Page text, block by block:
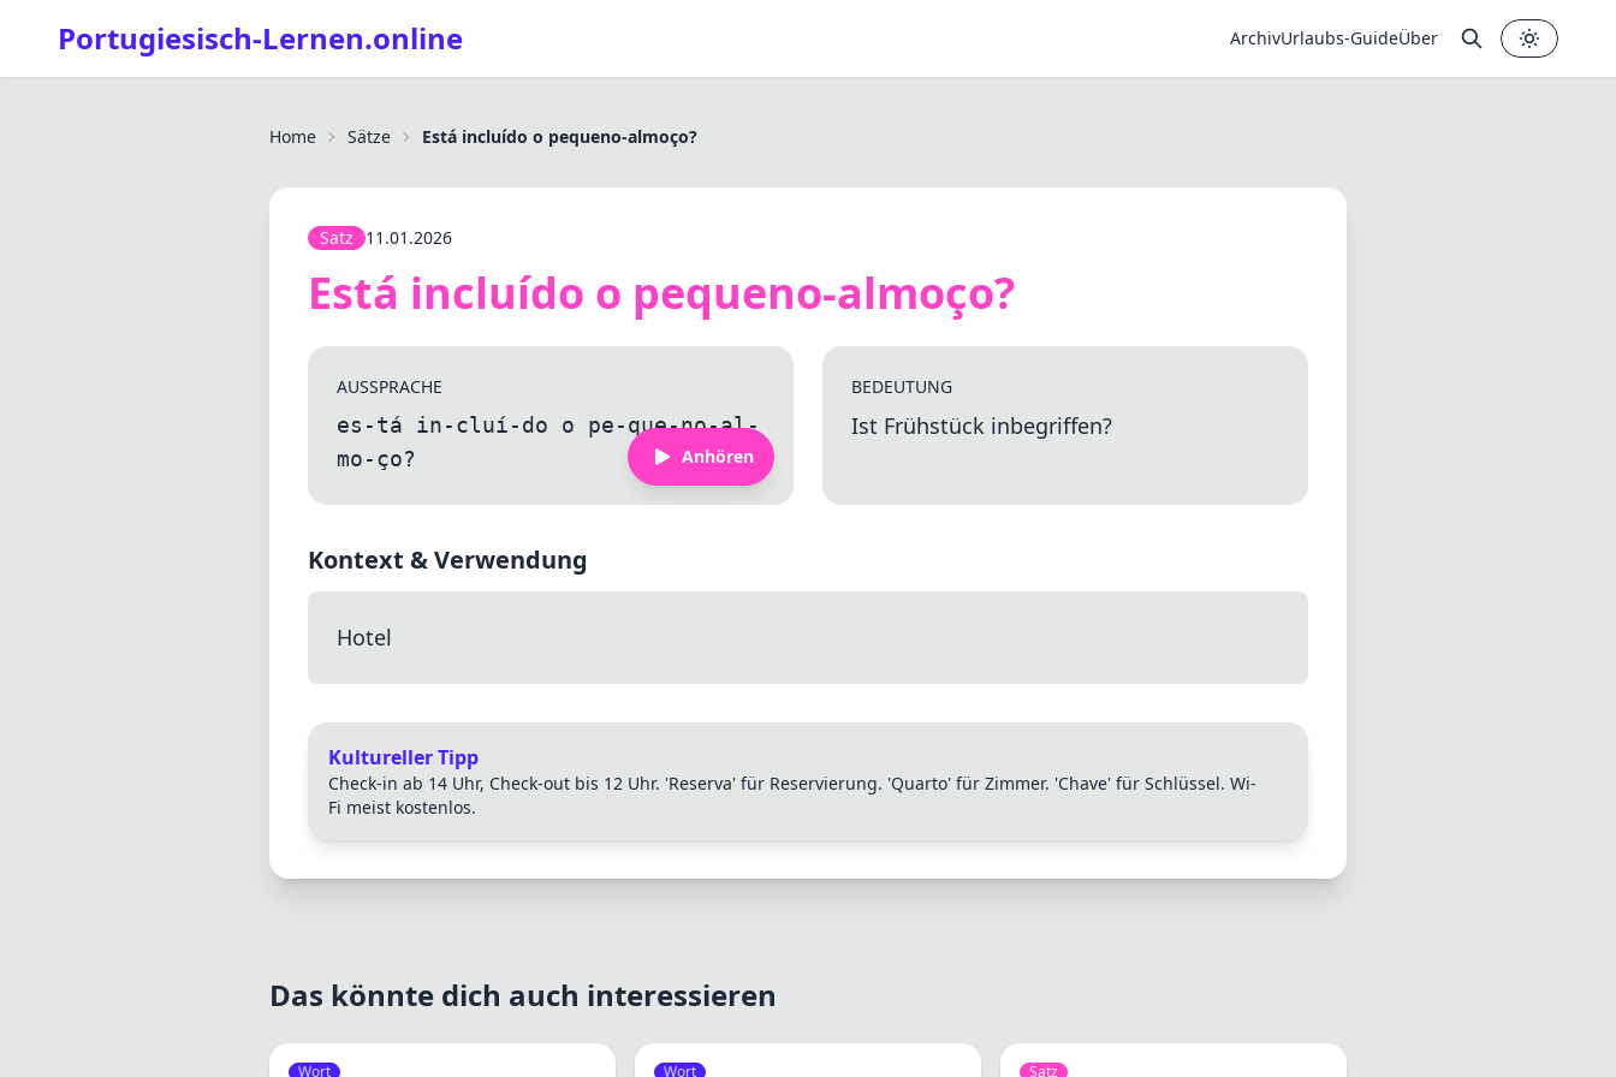
Portugiesisch-Lernen.online ArchivUrlaubs-GuideÜber
Home Sätze Está incluído o pequeno-almoço?
Satz 11.01.2026
Está incluído o pequeno-almoço?
AUSSPRACHE
es-tá in-cluí-do o pe-que-no-al-
mo-ço?
Anhören
BEDEUTUNG
Ist Frühstück inbegriffen?
Kontext & Verwendung
Hotel
Kultureller Tipp
Check-in ab 14 Uhr, Check-out bis 12 Uhr. 'Reserva' für Reservierung. 'Quarto' für Zimmer. 'Chave' für Schlüssel. Wi-
Fi meist kostenlos.
Das könnte dich auch interessieren
Wort Wort Satz